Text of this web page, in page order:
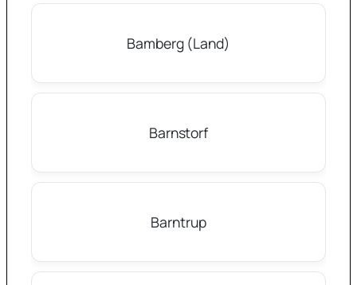
Bamberg (Land)
Barnstorf
Barntrup